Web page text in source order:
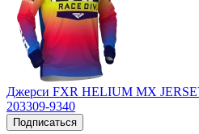
Джерси FXR HELIUM MX
203309-9340
Подписаться